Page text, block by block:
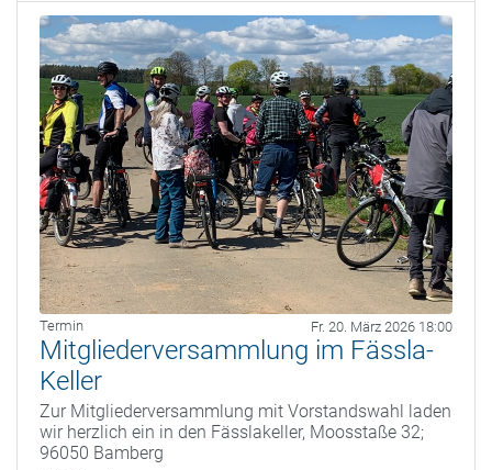
Termin Fr. 20. März 2026 18:00
Mitgliederversammlung im Fässla-
Keller
Zur Mitgliederversammlung mit Vorstandswahl laden
wir herzlich ein in den Fässlakeller, Moosstaße 32;
96050 Bamberg